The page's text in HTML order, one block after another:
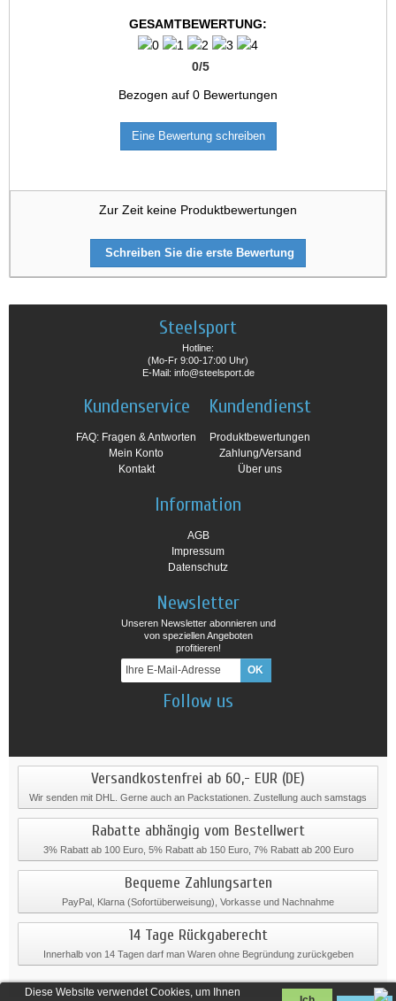
Diese Website verwendet Cookies, um Ihnen
GESAMTBEWERTUNG:
0/5
Bezogen auf 0 Bewertungen
Eine Bewertung schreiben
Zur Zeit keine Produktbewertungen
Schreiben Sie die erste Bewertung
Steelsport
Hotline:
(Mo-Fr 9:00-17:00 Uhr)
E-Mail: info@steelsport.de
Kundenservice
FAQ: Fragen & Antworten
Mein Konto
Kontakt
Kundendienst
Produktbewertungen
Zahlung/Versand
Über uns
Information
AGB
Impressum
Datenschutz
Newsletter
Unseren Newsletter abonnieren und
von speziellen Angeboten
profitieren!
Follow us
Versandkostenfrei ab 60,- EUR (DE)
Wir senden mit DHL. Gerne auch an Packstationen. Zustellung auch samstags
Rabatte abhängig vom Bestellwert
3% Rabatt ab 100 Euro, 5% Rabatt ab 150 Euro, 7% Rabatt ab 200 Euro
Bequeme Zahlungsarten
PayPal, Klarna (Sofortüberweisung), Vorkasse und Nachnahme
14 Tage Rückgaberecht
Innerhalb von 14 Tagen darf man Waren ohne Begründung zurückgeben